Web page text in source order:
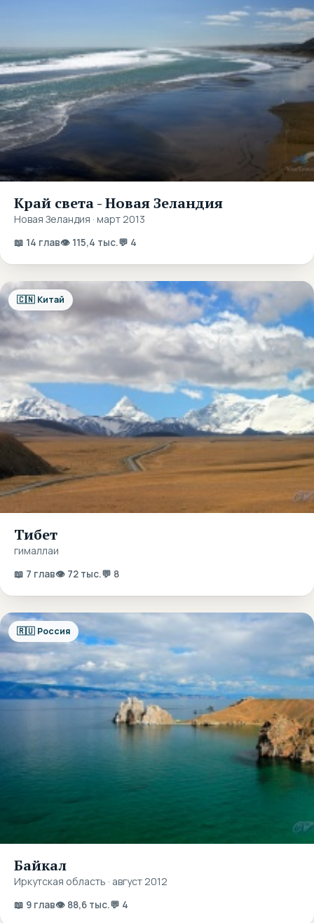
Край света - Новая Зеландия
Новая Зеландия · март 2013
📖 14 глав👁 115,4 тыс.💬 4
🇨🇳 Китай
Тибет
гималлаи
📖 7 глав👁 72 тыс.💬 8
🇷🇺 Россия
Байкал
Иркутская область · август 2012
📖 9 глав👁 88,6 тыс.💬 4